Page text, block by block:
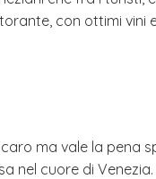
con ottimi vini
ma vale la pena
nel cuore di